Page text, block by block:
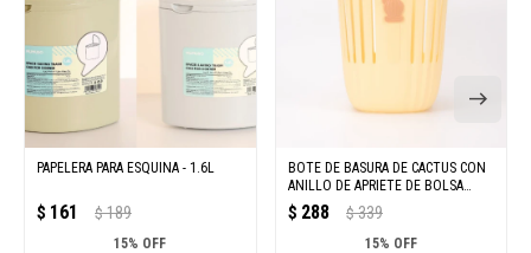
PAPELERA PARA ESQUINA - 1.6L
$ 161 $ 189
15% OFF
BOTE DE BASURA DE CACTUS CON
ANILLO DE APRIETE DE BOLSA
(AMARILLO)
$ 288 $ 339
15% OFF